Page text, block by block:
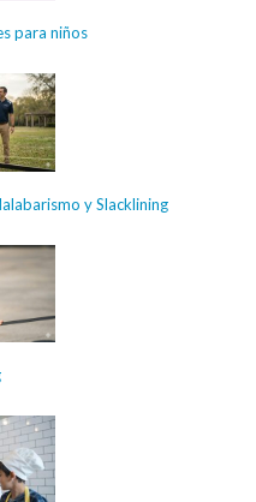
para niños
y Slacklining